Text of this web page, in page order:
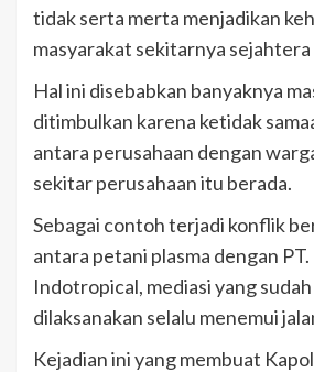
tidak serta merta menjadikan
masyarakat sekitarnya sejahtera
Hal ini disebabkan banyaknya
ditimbulkan karena ketidak
antara perusahaan dengan
sekitar perusahaan itu berada.
Sebagai contoh terjadi konflik
antara petani plasma dengan
Indotropical, mediasi yang
dilaksanakan selalu menemui
Kejadian ini yang membuat